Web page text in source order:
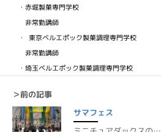
・赤堀製菓専門学校
非常勤講師
・ 東京ベルエポック製菓調理専門学校
非常勤講師
・埼玉ベルエポック製菓調理専門学校
・ビジュアルフードクリエイター協会
検定講師
＞前の記事
サマフェス